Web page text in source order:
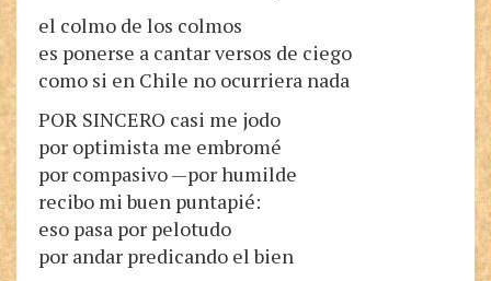
el colmo de los colmos
es ponerse a cantar versos de ciego
como si en Chile no ocurriera nada
POR SINCERO casi me jodo
por optimista me embromé
por compasivo —por humilde
recibo mi buen puntapié:
eso pasa por pelotudo
por andar predicando el bien